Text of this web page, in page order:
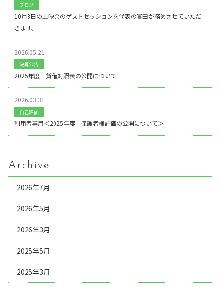
ブログ
10月3日の上映会のゲストセッションを代表の富田が務めさせていただ
きます。
2026.05.21
決算公告
2025年度 貸借対照表の公開について
2026.03.31
自己評価
利用者専用＜2025年度 保護者様評価の公開について＞
Archive
2026年7月
2026年5月
2026年3月
2025年5月
2025年3月